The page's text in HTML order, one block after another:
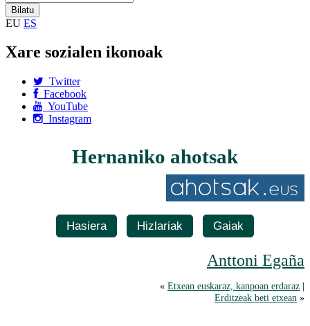
EU ES
Xare sozialen ikonoak
Twitter
Facebook
YouTube
Instagram
Hernaniko ahotsak
Hasiera Hizlariak Gaiak
Anttoni Egaña
« Etxean euskaraz, kanpoan erdaraz |
Erditzeak beti etxean »